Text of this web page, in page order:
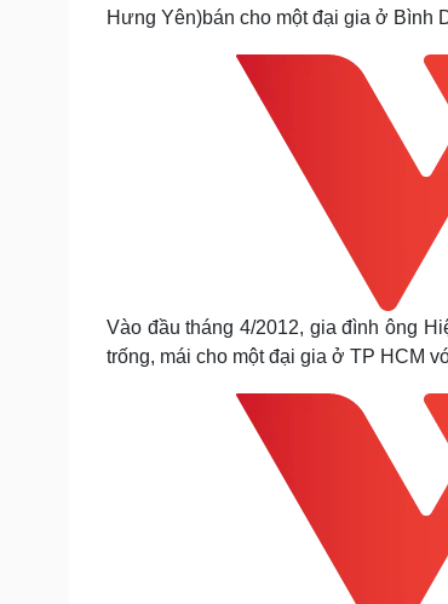
Hưng Yên)bán cho một đại gia ở Bình
Vào đầu tháng 4/2012, gia đình ông
trống, mái cho một đại gia ở TP HCM